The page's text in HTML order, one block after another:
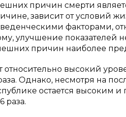
причин смерти
зависит от условий
факторами,
улучшение показателей
причин наиболее
высокий
Однако, несмотря на
остается высоким
раза.